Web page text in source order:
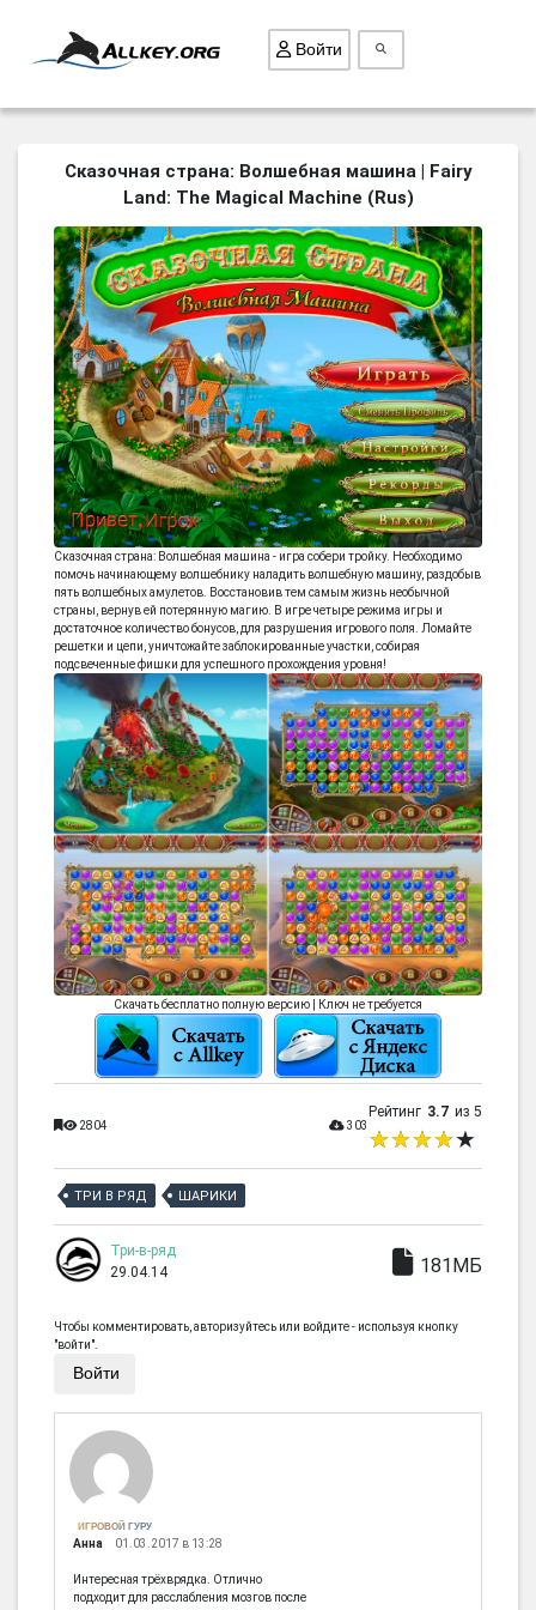
ВСЕ ИГРЫ
ПОИСК ПРЕДМЕТОВ
ГОЛОВОЛОМКИ
БИЗНЕС
ТРИ-В-РЯД
СТРАТЕГИИ
СТРЕЛЯЛКИ
КВЕСТ
КАК СКАЧАТЬ
НОВОСТИ
Войти
Сказочная страна: Волшебная машина | Fairy
Land: The Magical Machine (Rus)
Сказочная страна: Волшебная машина - игра собери тройку. Необходимо
помочь начинающему волшебнику наладить волшебную машину, раздобыв
пять волшебных амулетов. Восстановив тем самым жизнь необычной
страны, вернув ей потерянную магию. В игре четыре режима игры и
достаточное количество бонусов, для разрушения игрового поля. Ломайте
решетки и цепи, уничтожайте заблокированные участки, собирая
подсвеченные фишки для успешного прохождения уровня!
Скачать бесплатно полную версию | Ключ не требуется
2804 303
Рейтинг 3.7 из 5
ТРИ В РЯД ШАРИКИ
Три-в-ряд
29.04.14
181МБ
Чтобы комментировать, авторизуйтесь или войдите - используя кнопку
"войти".
Войти
ИГРОВОЙ ГУРУ
Анна 01.03.2017 в 13:28
Интересная трёхврядка. Отлично
подходит для расслабления мозгов после